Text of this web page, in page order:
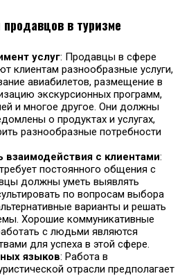
в туризме
услуг: Продавцы в сфере
клиентам разнообразные услуги,
авиабилетов, размещение в
экскурсионных программ,
и многое другое. Они должны
о продуктах и услугах,
разнообразные потребности
взаимодействия с клиентами:
постоянного общения с
должны уметь выявлять
по вопросам выбора
варианты и решать
Хорошие коммуникативные
с людьми являются
для успеха в этой сфере.
языков: Работа в
отрасли предполагает